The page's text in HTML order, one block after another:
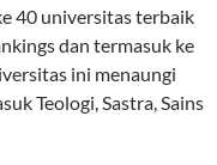
40 universitas terbaik
dan termasuk ke
ini menaungi
Teologi, Sastra, Sains